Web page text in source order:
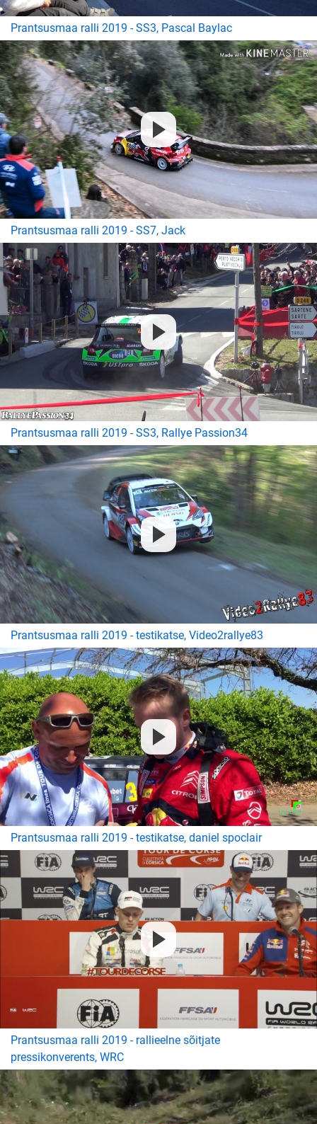
Prantsusmaa ralli 2019 - SS3, Pascal Baylac
Prantsusmaa ralli 2019 - SS7, Jack
Prantsusmaa ralli 2019 - SS3, Rallye Passion34
Prantsusmaa ralli 2019 - testikatse, Video2rallye83
Prantsusmaa ralli 2019 - testikatse, daniel spoclair
Prantsusmaa ralli 2019 - rallieelne sõitjate
pressikonverents, WRC